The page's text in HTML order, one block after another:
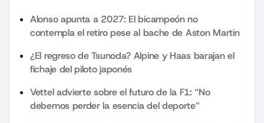
Alonso apunta a 2027: El bicampeón no
contempla el retiro pese al bache de Aston Martin
¿El regreso de Tsunoda? Alpine y Haas barajan el
fichaje del piloto japonés
Vettel advierte sobre el futuro de la F1: “No
debemos perder la esencia del deporte”